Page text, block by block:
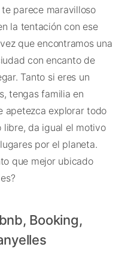
parece maravilloso
la tentación con ese
que encontramos una
con encanto de
Tanto si eres un
tengas familia en
apetezca explorar todo
libre, da igual el motivo
por el planeta.
que mejor ubicado
Booking,